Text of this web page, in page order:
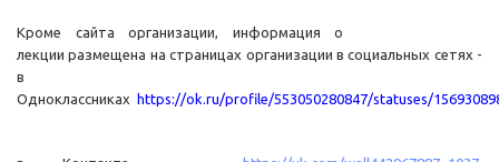
Кроме сайта организации, информация о
лекции размещена на страницах организации в социальных сетях -
в
Одноклассниках
https://ok.ru/profile/553050280847/statuses/